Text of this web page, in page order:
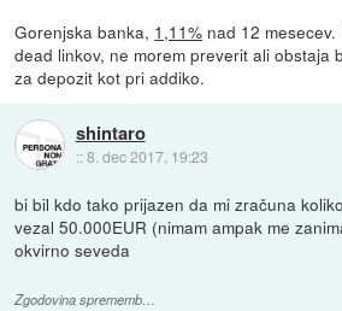
Gorenjska banka, 1,11% nad 12
dead linkov, ne morem preverit ali obstaja
za depozit kot pri addiko.
shintaro
::8. dec 2017, 19:23
bi bil kdo tako prijazen da mi zračuna
vezal 50.000EUR (nimam ampak me
okvirno seveda
Zgodovina sprememb…